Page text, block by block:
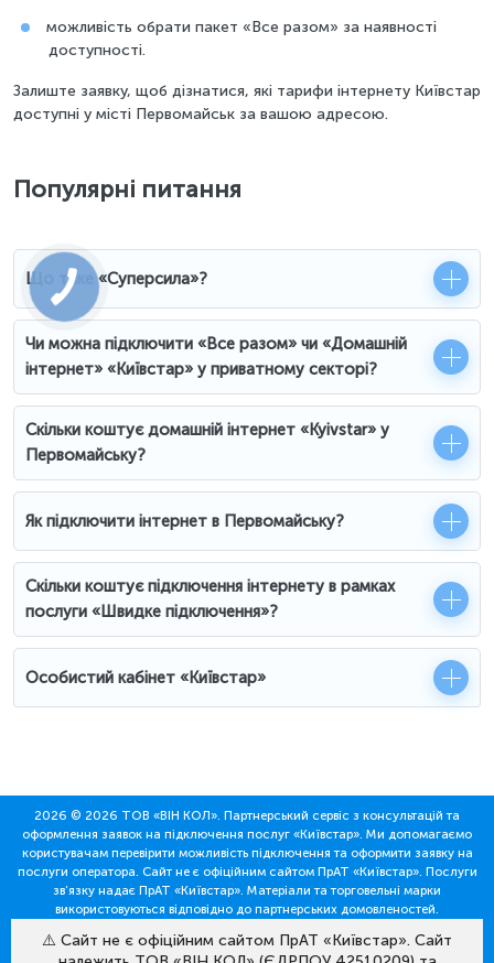
можливість обрати пакет «Все разом» за наявності
доступності.
Залиште заявку, щоб дізнатися, які тарифи інтернету Київстар
доступні у місті Первомайськ за вашою адресою.
Популярні питання
Що таке «Суперсила»?
Чи можна підключити «Все разом» чи «Домашній
інтернет» «Київстар» у приватному секторі?
Скільки коштує домашній інтернет «Kyivstar» у
Первомайську?
Як підключити інтернет в Первомайську?
Скільки коштує підключення інтернету в рамках
послуги «Швидке підключення»?
Особистий кабінет «Київстар»
2026 © 2026 ТОВ «ВІН КОЛ». Партнерський сервіс з консультацій та
оформлення заявок на підключення послуг «Київстар». Ми допомагаємо
користувачам перевірити можливість підключення та оформити заявку на
послуги оператора. Сайт не є офіційним сайтом ПрАТ «Київстар». Послуги
зв’язку надає ПрАТ «Київстар». Матеріали та торговельні марки
використовуються відповідно до партнерських домовленостей.
⚠️ Сайт не є офіційним сайтом ПрАТ «Київстар». Сайт